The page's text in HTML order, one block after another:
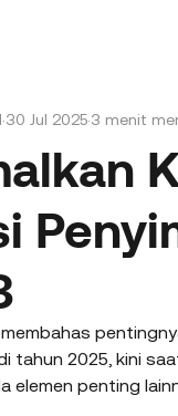
30 Jul 2025 3 menit
tahun 2025, kini
elemen penting